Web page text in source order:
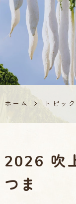
ホーム トピッ
2026 吹
つま